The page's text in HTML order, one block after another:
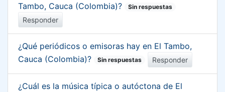
Tambo, Cauca (Colombia)?
Sin respuestas
Responder
¿Qué periódicos o emisoras hay en El Tambo,
Cauca (Colombia)?
Sin respuestas Responder
¿Cuál es la música típica o autóctona de El